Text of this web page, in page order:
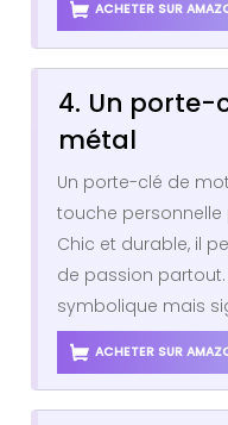
ACHETER SUR
4. Un porte-
métal
Un porte-clé de
touche
Chic et durable, il
de passion
symbolique mais
ACHETER SUR